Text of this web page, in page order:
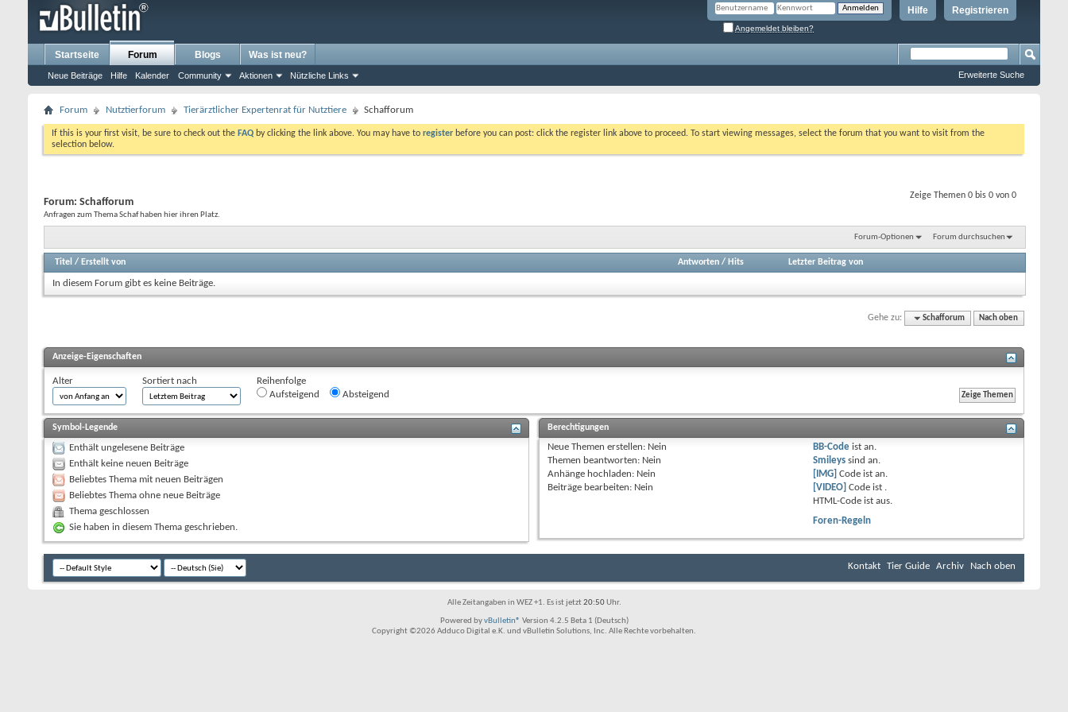
Registrieren
Hilfe
Angemeldet bleiben?
Startseite Forum
Neue Beiträge Hilfe Kalender Community Aktionen Nützliche Links
Blogs Was ist neu?
Erweiterte Suche
Forum Nutztierforum Tierärztlicher Expertenrat für Nutztiere Schafforum
If this is your first visit, be sure to check out the FAQ by clicking the link above. You may have to register before you can post: click the register link above to proceed. To start viewing messages, select the forum that you want to visit from the
selection below.
Zeige Themen 0 bis 0 von 0
Forum: Schafforum
Anfragen zum Thema Schaf haben hier ihren Platz.
Forum-Optionen Forum durchsuchen
Titel / Erstellt von Antworten/ Hits Letzter Beitrag von
In diesem Forum gibt es keine Beiträge.
Gehe zu: Schafforum Nach oben
Anzeige-Eigenschaften
Alter Sortiert nach
Reihenfolge
Aufsteigend
Absteigend
Symbol-Legende
Enthält ungelesene Beiträge
Enthält keine neuen Beiträge
Beliebtes Thema mit neuen Beiträgen
Beliebtes Thema ohne neue Beiträge
Thema geschlossen
Sie haben in diesem Thema geschrieben.
Berechtigungen
Neue Themen erstellen: Nein
Themen beantworten: Nein
Anhänge hochladen: Nein
Beiträge bearbeiten: Nein
BB-Code istan.
Smileys sindan.
[IMG] Code istan.
[VIDEO] Code ist .
HTML-Code istaus.
Foren-Regeln
Kontakt Tier Guide Archiv Nach oben
Alle Zeitangaben in WEZ +1. Es ist jetzt20:50Uhr.
Powered byvBulletin® Version 4.2.5 Beta 1 (Deutsch)
Copyright ©2026 Adduco Digital e.K. und vBulletin Solutions, Inc. Alle Rechte vorbehalten.